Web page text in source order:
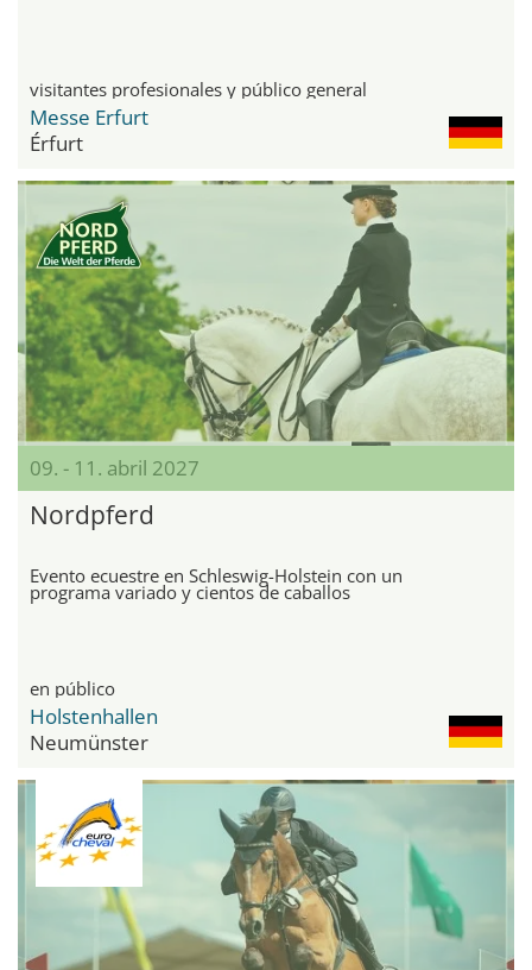
visitantes profesionales y público general
Messe Erfurt
Érfurt
09. - 11. abril 2027
Nordpferd
Evento ecuestre en Schleswig-Holstein con un
programa variado y cientos de caballos
en público
Holstenhallen
Neumünster